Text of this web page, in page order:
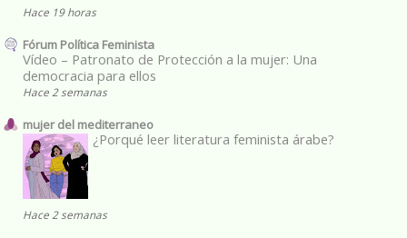
Hace 19 horas
Fórum Política Feminista
Vídeo – Patronato de Protección a la mujer: Una
democracia para ellos
Hace 2 semanas
mujer del mediterraneo
¿Porqué leer literatura feminista árabe?
Hace 2 semanas